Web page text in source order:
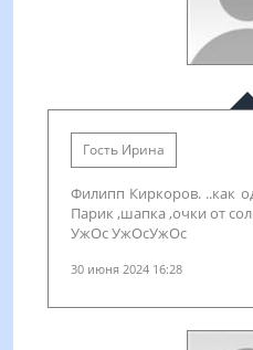
Гость Ирина
Филипп Киркоров. ..как
Парик ,шапка ,очки от
УжОс УжОсУжОс
30 июня 2024 16:28